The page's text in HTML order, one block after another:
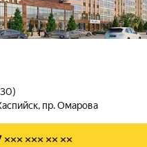
пр. Омарова
××× ××× ×× ××